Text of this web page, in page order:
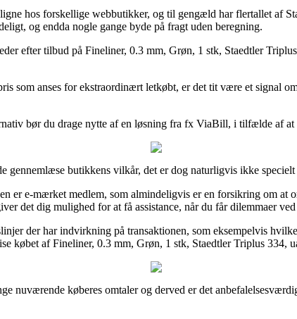
hos forskellige webbutikker, og til gengæld har flertallet af
og endda nogle gange byde på fragt uden beregning.
efter tilbud på Fineliner, 0.3 mm, Grøn, 1 stk, Staedtler
som anses for ekstraordinært letkøbt, er det tit være et signal
bør du drage nytte af en løsning fra fx ViaBill, i tilfælde af
gennemlæse butikkens vilkår, det er dog naturligvis ikke specielt
er e-mærket medlem, som almindeligvis er en forsikring om at
det dig mulighed for at få assistance, når du får dilemmaer
der har indvirkning på transaktionen, som eksempelvis
købet af Fineliner, 0.3 mm, Grøn, 1 stk, Staedtler Triplus
nuværende køberes omtaler og derved er det